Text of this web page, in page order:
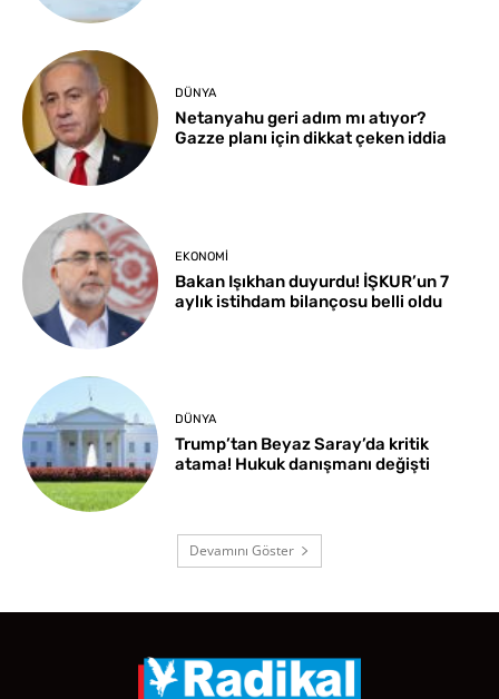
DÜNYA
Netanyahu geri adım mı atıyor?
Gazze planı için dikkat çeken iddia
EKONOMI
Bakan Işıkhan duyurdu! İŞKUR’un 7
aylık istihdam bilançosu belli oldu
DÜNYA
Trump’tan Beyaz Saray’da kritik
atama! Hukuk danışmanı değişti
Devamını Göster